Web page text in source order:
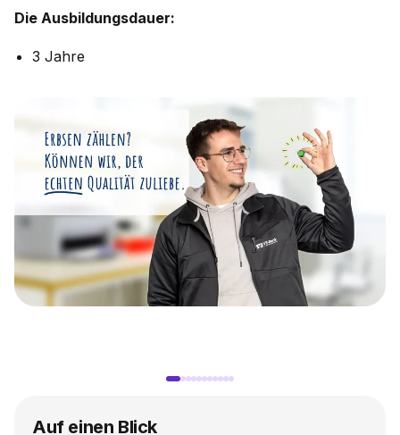
Die Ausbildungsdauer:
3 Jahre
Auf einen Blick